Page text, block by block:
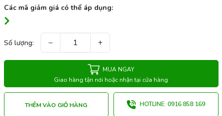
Các mã giảm giá có thể áp dụng:
Số lượng: − +
MUA NGAY
Giao hàng tận nơi hoặc nhận tại cửa hàng
THÊM VÀO GIỎ HÀNG HOTLINE: 0916 858 169